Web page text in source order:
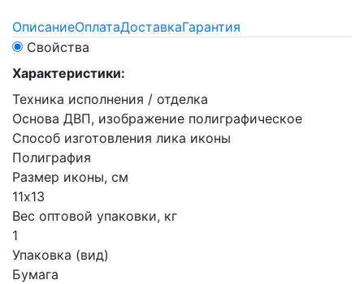
ОписаниеОплатаДоставкаГарантия
Свойства
Характеристики:
Техника исполнения / отделка
Основа ДВП, изображение полиграфическое
Способ изготовления лика иконы
Полиграфия
Размер иконы, см
11х13
Вес оптовой упаковки, кг
1
Упаковка (вид)
Бумага